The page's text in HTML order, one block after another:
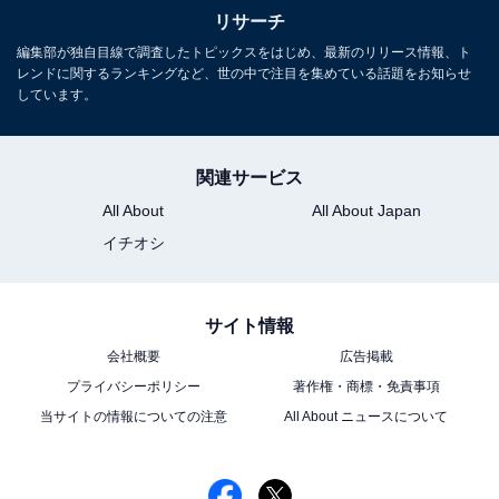
リサーチ
編集部が独自目線で調査したトピックスをはじめ、最新のリリース情報、ト
レンドに関するランキングなど、世の中で注目を集めている話題をお知らせ
しています。
関連サービス
All About
All About Japan
イチオシ
サイト情報
会社概要
広告掲載
プライバシーポリシー
著作権・商標・免責事項
当サイトの情報についての注意
All About ニュースについて